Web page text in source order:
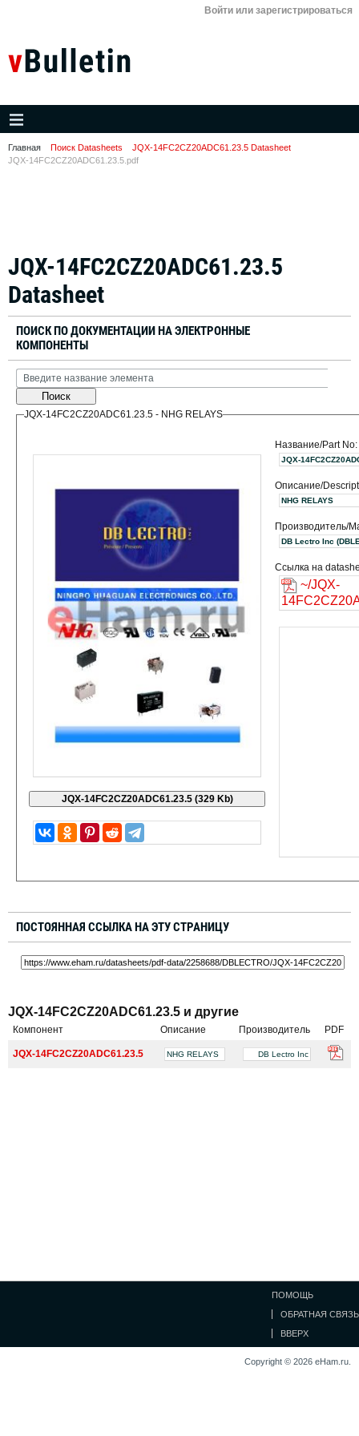
Войти или зарегистрироваться
Главная Поиск Datasheets
JQX-14FC2CZ20ADC61.23.5 Datasheet
JQX-14FC2CZ20ADC61.23.5.pdf
JQX-14FC2CZ20ADC61.23.5
Datasheet
ПОИСК ПО ДОКУМЕНТАЦИИ НА ЭЛЕКТРОННЫЕ
КОМПОНЕНТЫ
Поиск
JQX-14FC2CZ20ADC61.23.5 - NHG RELAYS
Название/Part No:
JQX-
Описание/
NHG RELAYS
Производитель/
DB Lectro
Ссылка на
~/JQX-
ПОСТОЯННАЯ ССЫЛКА НА ЭТУ СТРАНИЦУ
JQX-14FC2CZ20ADC61.23.5 и другие
Компонент Описание Производитель PDF
JQX-14FC2CZ20ADC61.23.5 NHG RELAYS DB Lectro Inc
ПОМОЩЬ
ОБРАТНАЯ СВЯЗЬ
ВВЕРХ
Copyright © 2026 eHam.ru.